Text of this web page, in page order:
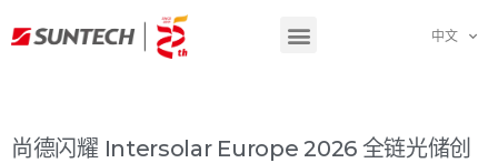
中文
尚德闪耀 Intersolar Europe 2026 全链光储创